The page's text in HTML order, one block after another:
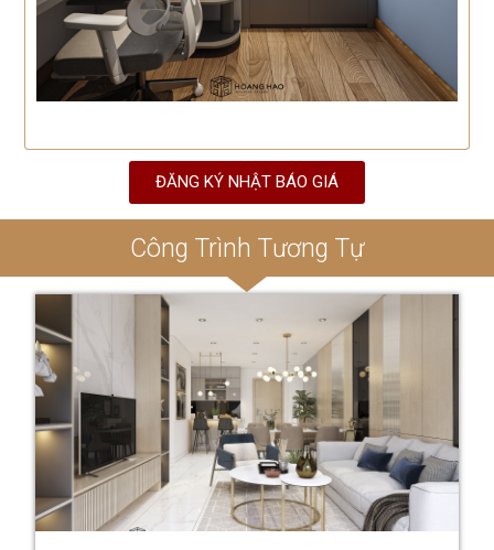
ĐĂNG KÝ NHẬT BÁO GIÁ
Công Trình Tương Tự